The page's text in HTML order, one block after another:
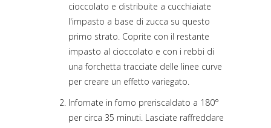
cioccolato e distribuite a cucchiaiate
l'impasto a base di zucca su questo
primo strato. Coprite con il restante
impasto al cioccolato e con i rebbi di
una forchetta tracciate delle linee curve
per creare un effetto variegato.
Infornate in forno preriscaldato a 180°
per circa 35 minuti. Lasciate raffreddare